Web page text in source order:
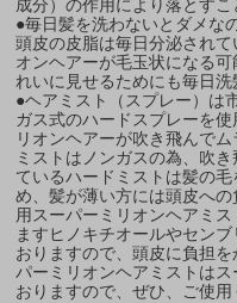
成分）の作用により落とすこ
●毎日髪を洗わないとダメな
頭皮の皮脂は毎日分泌され
オンヘアーが毛玉状になる
れいに見せるためにも毎日洗
●ヘアミスト（スプレー）は
ガス式のハードスプレーを
リオンヘアーが吹き飛んで
ミストはノンガスの為、吹
ているハードミストは髪の
め、髪が薄い方には頭皮へ
用スーパーミリオンヘアミ
ますヒノキチオールやセン
おりますので、頭皮に負担
パーミリオンヘアミストは
おりますので、ぜひ、ご使用